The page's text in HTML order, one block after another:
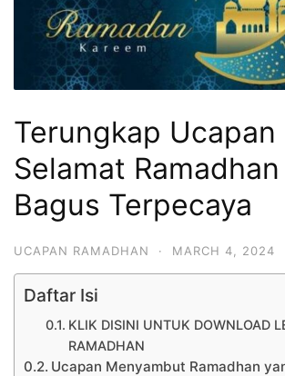
Terungkap Ucapan
Selamat Ramadhan
Bagus Terpecaya
UCAPAN RAMADHAN · MARCH 4, 2024
Daftar Isi
KLIK DISINI UNTUK DOWNLOAD
RAMADHAN
Ucapan Menyambut Ramadhan